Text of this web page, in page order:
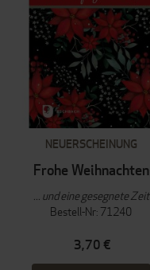
NEUERSCHEINUNG
Frohe Weihnachten
... und eine gesegnete Zeit
Bestell-Nr: 71240
3,70 €